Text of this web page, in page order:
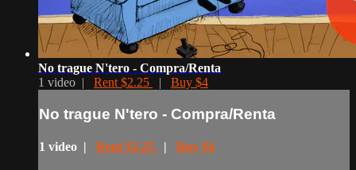
No trague N'tero - Compra/Renta
1 video | Rent $2.25 | Buy $4
No trague N'tero - Compra/Renta
1 video | Rent $2.25 | Buy $4